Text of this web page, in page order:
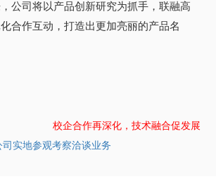
公司将以产品创新研究为抓手，联融高
合作互动，打造出更加亮丽的产品名
校企合作再深化，技术融合促发展
实地参观考察洽谈业务